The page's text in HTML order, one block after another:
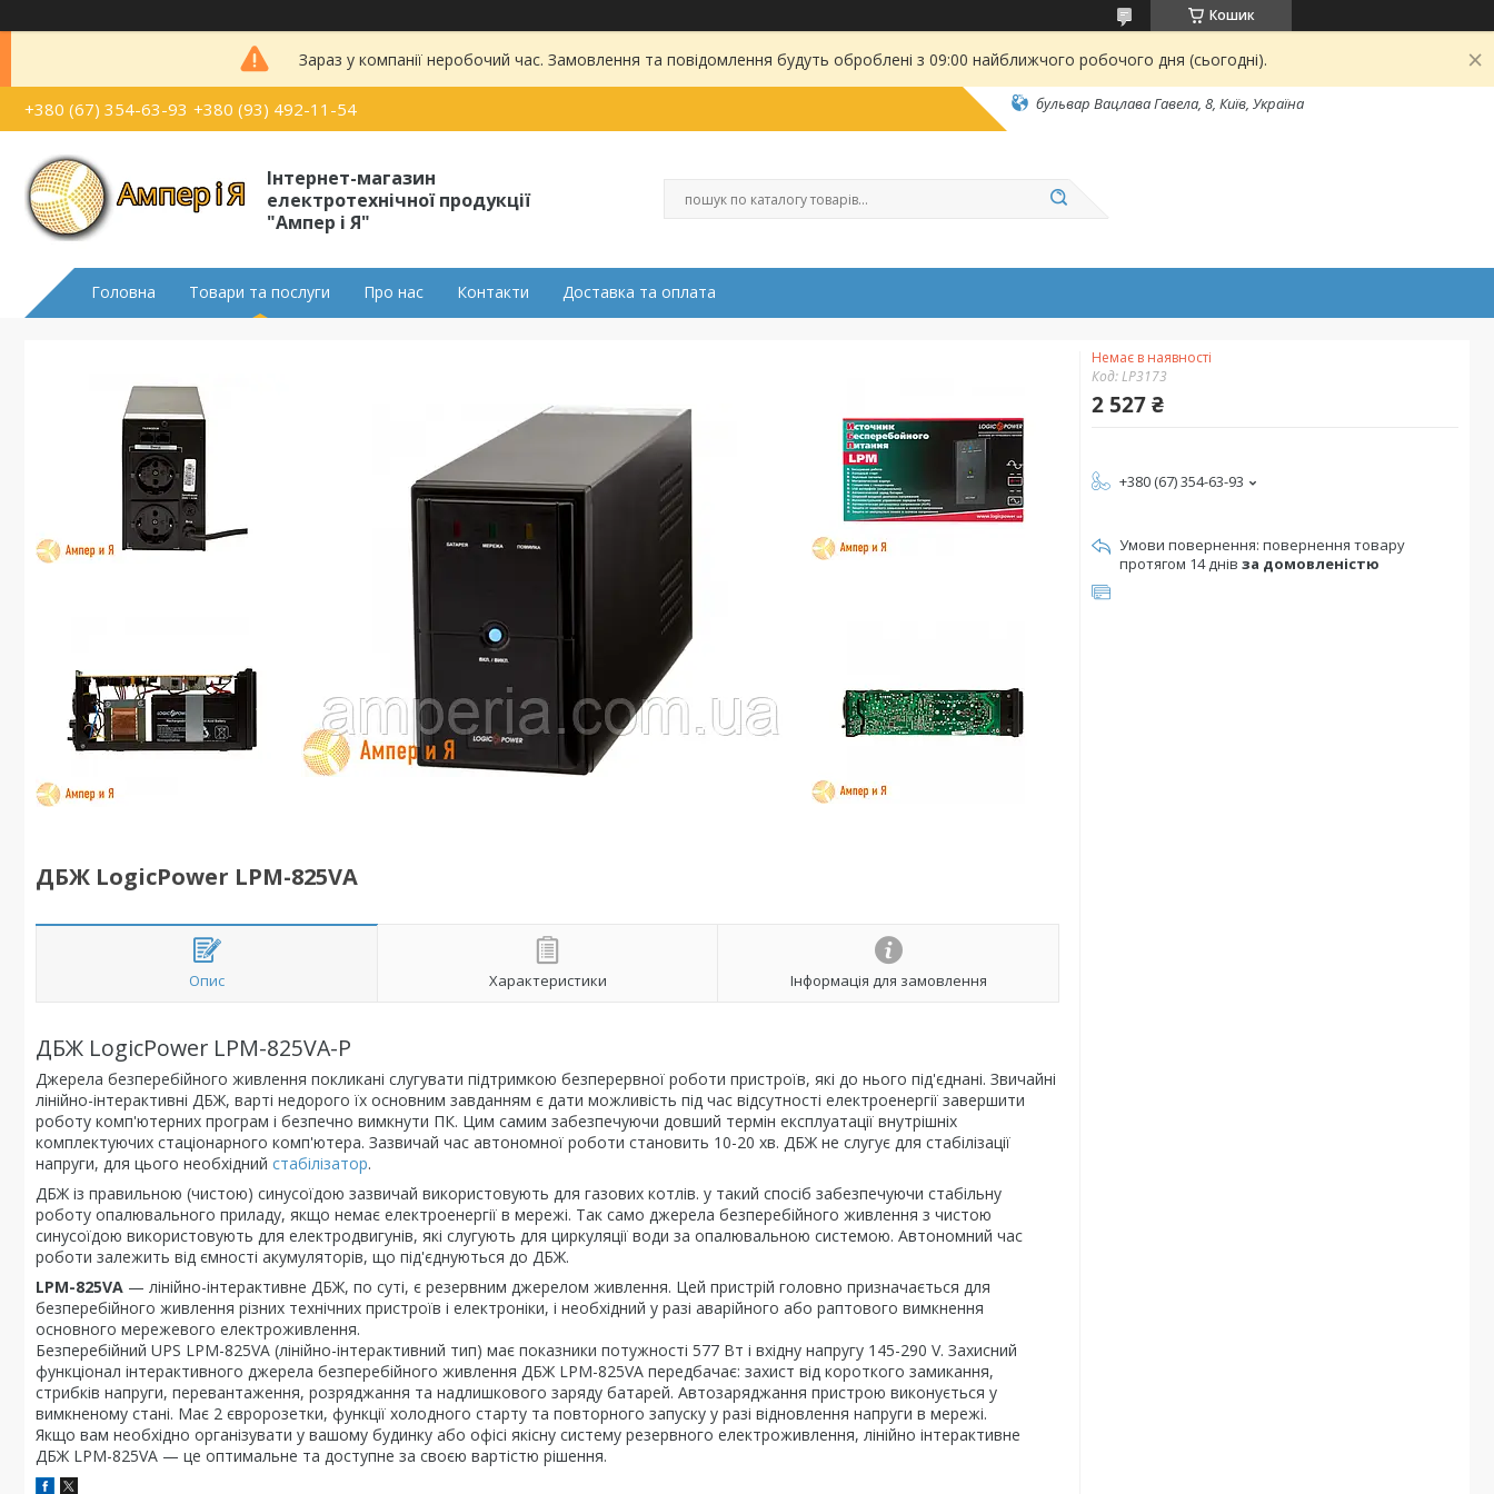
Кошик
Зараз у компанії неробочий час. Замовлення та повідомлення будуть оброблені з 09:00 найближчого робочого дня (сьогодні).
+380 (67) 354-63-93 +380 (93) 492-11-54 бульвар Вацлава Гавела, 8, Київ, Україна
Інтернет-магазин
електротехнічної продукції
"Ампер і Я"
Головна Товари та послуги Про нас Контакти Доставка та оплата
ДБЖ LogicPower LPM-825VA
Опис Характеристики Інформація для замовлення
ДБЖ LogicPower LPM-825VA-P
Джерела безперебійного живлення покликані слугувати підтримкою безперервної роботи пристроїв, які до нього під'єднані. Звичайні
лінійно-інтерактивні ДБЖ, варті недорого їх основним завданням є дати можливість під час відсутності електроенергії завершити
роботу комп'ютерних програм і безпечно вимкнути ПК. Цим самим забезпечуючи довший термін експлуатації внутрішніх
комплектуючих стаціонарного комп'ютера. Зазвичай час автономної роботи становить 10-20 хв. ДБЖ не слугує для стабілізації
напруги, для цього необхідний стабілізатор.
ДБЖ із правильною (чистою) синусоїдою зазвичай використовують для газових котлів. у такий спосіб забезпечуючи стабільну
роботу опалювального приладу, якщо немає електроенергії в мережі. Так само джерела безперебійного живлення з чистою
синусоїдою використовують для електродвигунів, які слугують для циркуляції води за опалювальною системою. Автономний час
роботи залежить від ємності акумуляторів, що під'єднуються до ДБЖ.
LPM-825VA — лінійно-інтерактивне ДБЖ, по суті, є резервним джерелом живлення. Цей пристрій головно призначається для
безперебійного живлення різних технічних пристроїв і електроніки, і необхідний у разі аварійного або раптового вимкнення
основного мережевого електроживлення.
Безперебійний UPS LPM-825VA (лінійно-інтерактивний тип) має показники потужності 577 Вт і вхідну напругу 145-290 V. Захисний
функціонал інтерактивного джерела безперебійного живлення ДБЖ LPM-825VA передбачає: захист від короткого замикання,
стрибків напруги, перевантаження, розряджання та надлишкового заряду батарей. Автозаряджання пристрою виконується у
вимкненому стані. Має 2 євророзетки, функції холодного старту та повторного запуску у разі відновлення напруги в мережі.
Якщо вам необхідно організувати у вашому будинку або офісі якісну систему резервного електроживлення, лінійно інтерактивне
ДБЖ LPM-825VA — це оптимальне та доступне за своєю вартістю рішення.
Немає в наявності
Код:LP3173
2 527 ₴
+380 (67) 354-63-93
повернення товару
протягом 14 днів за домовленістю